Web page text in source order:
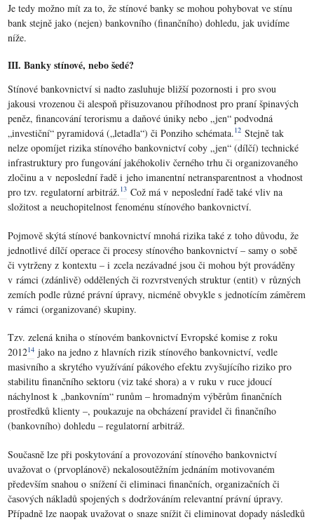
Je tedy možno mít za to, že stínové banky se mohou pohybovat ve stínu
bank stejně jako (nejen) bankovního (finančního) dohledu, jak uvidíme
níže.
III. Banky stínové, nebo šedé?
Stínové bankovnictví si nadto zasluhuje bližší pozornosti i pro svou
jakousi vrozenou či alespoň přisuzovanou příhodnost pro praní špinavých
peněz, financování terorismu a daňové úniky nebo „jen“ podvodná
„investiční“ pyramidová („letadla“) či Ponziho schémata.12 Stejně tak
nelze opomíjet rizika stínového bankovnictví coby „jen“ (dílčí) technické
infrastruktury pro fungování jakéhokoliv černého trhu či organizovaného
zločinu a v neposlední řadě i jeho imanentní netransparentnost a vhodnost
pro tzv. regulatorní arbitráž.13 Což má v neposlední řadě také vliv na
složitost a neuchopitelnost fenoménu stínového bankovnictví.
Pojmově skýtá stínové bankovnictví mnohá rizika také z toho důvodu, že
jednotlivé dílčí operace či procesy stínového bankovnictví – samy o sobě
či vytrženy z kontextu – i zcela nezávadné jsou či mohou být prováděny
v rámci (zdánlivě) oddělených či rozvrstvených struktur (entit) v různých
zemích podle různé právní úpravy, nicméně obvykle s jednotícím záměrem
v rámci (organizované) skupiny.
Tzv. zelená kniha o stínovém bankovnictví Evropské komise z roku
201214 jako na jedno z hlavních rizik stínového bankovnictví, vedle
masivního a skrytého využívání pákového efektu zvyšujícího riziko pro
stabilitu finančního sektoru (viz také shora) a v ruku v ruce jdoucí
náchylnost k „bankovním“ runům – hromadným výběrům finančních
prostředků klienty –, poukazuje na obcházení pravidel či finančního
(bankovního) dohledu – regulatorní arbitráž.
Současně lze při poskytování a provozování stínového bankovnictví
uvažovat o (prvoplánově) nekalosoutěžním jednáním motivovaném
především snahou o snížení či eliminaci finančních, organizačních či
časových nákladů spojených s dodržováním relevantní právní úpravy.
Případně lze naopak uvažovat o snaze snížit či eliminovat dopady následků